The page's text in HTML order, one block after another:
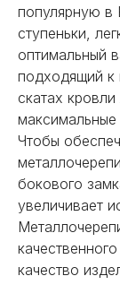
популярную в
ступеньки,
оптимальный
подходящий к
скатах
Чтобы
бокового
увеличивает
качество